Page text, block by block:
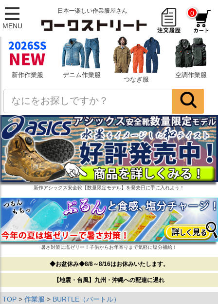
MENU
日本一楽しい作業服屋さん 0
新作作業服 デニム作業服
つなぎ服
空調作業服
新作アシックス安全靴【数量限定モデル】を発売日に手に入れよう！
暑さ対策に塩ゼリー！子供からお年寄りまで気軽に塩分補給！
◆お盆休み◆8/8～8/16はお休みいたします。
【地震・台風】九州・沖縄への配達に遅れ
TOP 作業服
BURTLE（バートル）